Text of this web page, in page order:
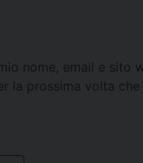
nome, email e sito
la prossima volta che